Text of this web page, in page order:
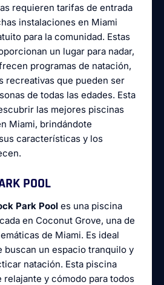
requieren tarifas de entrada
instalaciones en Miami
para la comunidad. Estas
un lugar para nadar,
programas de natación,
recreativas que pueden ser
de todas las edades. Esta
las mejores piscinas
Miami, brindándote
características y los
POOL
Park Pool es una piscina
en Coconut Grove, una de
de Miami. Es ideal
buscan un espacio tranquilo y
natación. Esta piscina
y cómodo para todos